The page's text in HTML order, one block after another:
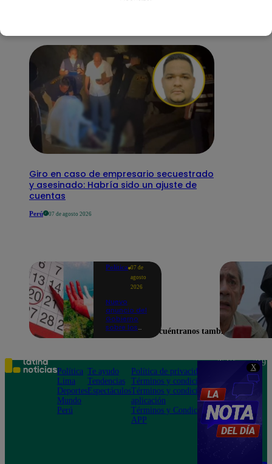
X
Giro en caso de empresario secuestrado
y asesinado: Habría sido un ajuste de
cuentas
Perú 07 de agosto 2026
Política 07 de
agosto
2026
Nuevo
anuncio del
Gobierno
sobre los
movidos a
los viernes?
Encuéntranos también en
Política
Lima
Deportes
Mundo
Perú
Te ayudo
Tendencias
Espectáculos
Política de privacidad
Términos y condiciones
Términos y condiciones
aplicación
Términos y Condiciones
APP
Teléfono: 219
Av. San
Felipe 968
Jesús María